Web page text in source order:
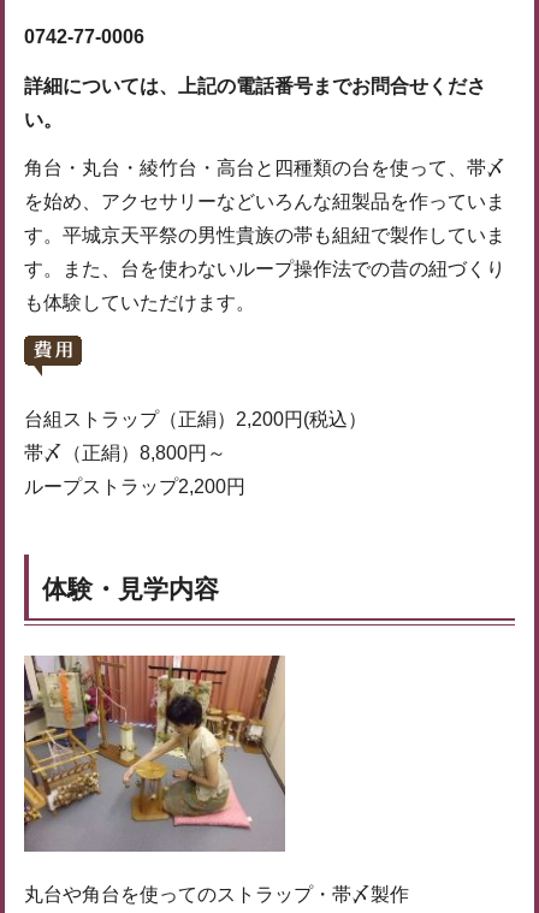
0742-77-0006
詳細については、上記の電話番号までお問合せくださ
い。
角台・丸台・綾竹台・高台と四種類の台を使って、帯〆
を始め、アクセサリーなどいろんな紐製品を作っていま
す。平城京天平祭の男性貴族の帯も組紐で製作していま
す。また、台を使わないループ操作法での昔の紐づくり
も体験していただけます。
台組ストラップ（正絹）2,200円(税込）
帯〆（正絹）8,800円～
ループストラップ2,200円
体験・見学内容
丸台や角台を使ってのストラップ・帯〆製作